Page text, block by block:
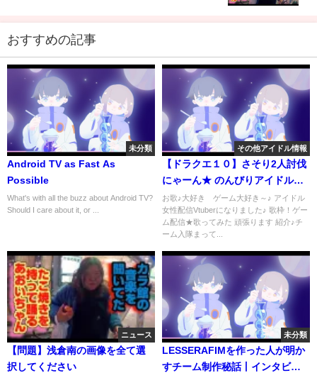
おすすめの記事
未分類
Android TV as Fast As
Possible
What's with all the buzz about Android TV?
Should I care about it, or ...
その他アイドル情報
【ドラクエ１０】さそり2人討伐
にゃーん★ のんびりアイドル・
ルナちゃん★ネタバレあり
お歌♪大好き ゲーム大好き～♪ アイドル
女性配信Vtuberになりました♪ 歌枠！ゲー
ム配信★歌ってみた 頑張ります 紹介♪チ
ーム入隊まって...
ニュース
【問題】浅倉南の画像を全て選
択してください
未分類
LESSERAFIMを作った人が明か
すチーム制作秘話丨インタビュ